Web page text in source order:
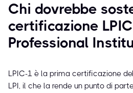
Chi dovrebbe
certificazione
Professional
LPIC-1 è la prima certificazione
LPI, il che la rende un punto di